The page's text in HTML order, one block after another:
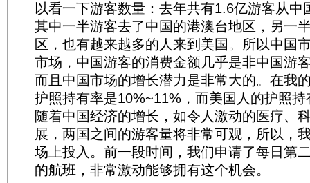
以看一下游客数量：去年共有1.6亿游客从中
其中一半游客去了中国的港澳台地区，另一
区，也有越来越多的人来到美国。所以中国
市场，中国游客的消费金额几乎是非中国游
而且中国市场的增长潜力是非常大的。在我
护照持有率是10%~11%，而美国人的护照
随着中国经济的增长，如令人激动的医疗、
展，两国之间的游客量将非常可观，所以，
场上投入。前一段时间，我们申请了每日第
的航班，非常激动能够拥有这个机会。